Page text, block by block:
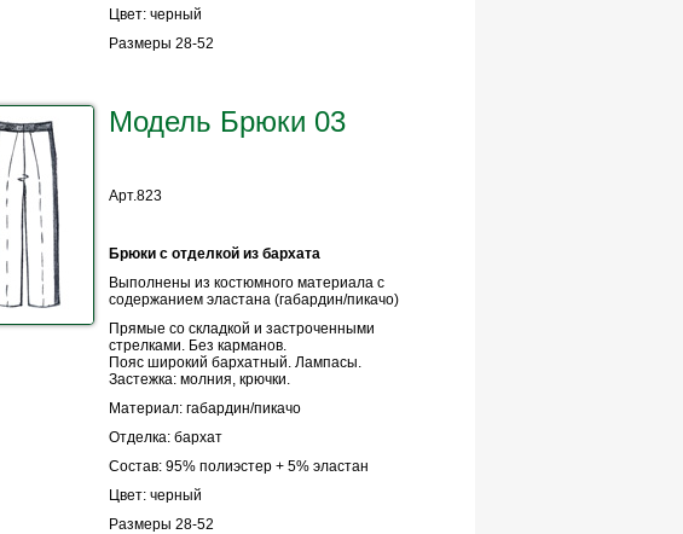
Цвет: черный
Размеры 28-52
Модель Брюки 03
Арт.823
Брюки с отделкой из бархата
Выполнены из костюмного материала с
содержанием эластана (габардин/пикачо)
Прямые со складкой и застроченными
стрелками. Без карманов.
Пояс широкий бархатный. Лампасы.
Застежка: молния, крючки.
Материал: габардин/пикачо
Отделка: бархат
Состав: 95% полиэстер + 5% эластан
Цвет: черный
Размеры 28-52